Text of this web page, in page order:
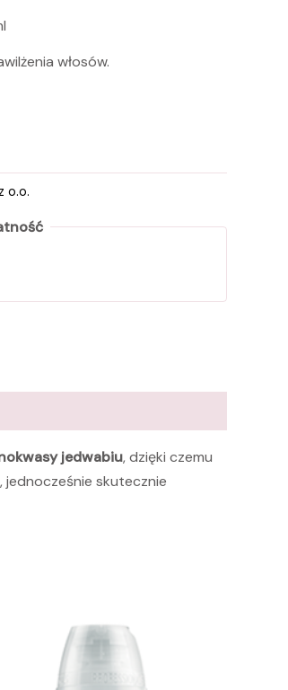
włosów.
o.o.
jedwabiu, dzięki czemu
, jednocześnie skutecznie